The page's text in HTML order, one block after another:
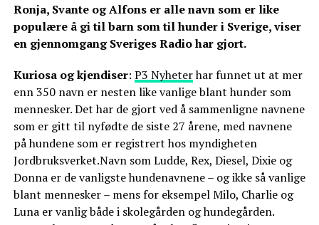
Ronja, Svante og Alfons er alle navn som er like
populære å gi til barn som til hunder i Sverige, viser
en gjennomgang Sveriges Radio har gjort.
Kuriosa og kjendiser: P3 Nyheterhar funnet ut at mer
enn 350 navn er nesten like vanlige blant hunder som
mennesker. Det har de gjort ved å sammenligne navnene
som er gitt til nyfødte de siste 27 årene, med navnene
på hundene som er registrert hos myndigheten
Jordbruksverket.Navn som Ludde, Rex, Diesel, Dixie og
Donna er de vanligste hundenavnene – og ikke så vanlige
blant mennesker – mens for eksempel Milo, Charlie og
Luna er vanlig både i skolegården og hundegården.